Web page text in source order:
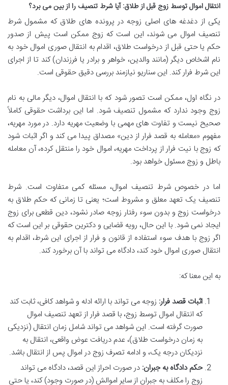
انتقال اموال توسط زوج قبل از طلاق: آیا شرط تنصیف را از بین می برد؟
یکی از دغدغه های اصلی زوجه در پرونده های طلاق که مشمول شرط
تنصیف اموال می شوند، این است که زوج ممکن است پیش از صدور
حکم یا حتی قبل از درخواست طلاق، اقدام به انتقال صوری اموال خود به
نام اشخاص دیگر (مانند والدین، خواهر و برادر یا فرزندان) کند تا از اجرای
این شرط فرار کند. این سناریو نیازمند بررسی دقیق حقوقی است.
در نگاه اول، ممکن است تصور شود که با انتقال اموال، دیگر مالی به نام
زوج وجود ندارد که مشمول تنصیف شود. اما این برداشت حقوقی کاملاً
صحیح نیست و تفاوت های مهمی با وضعیت مهریه دارد. در مورد مهریه،
مفهوم «معامله به قصد فرار از دین» مصداق پیدا می کند و اگر اثبات شود
که زوج با نیت فرار از پرداخت مهریه، اموال خود را منتقل کرده، آن معامله
باطل و زوج مسئول خواهد بود.
اما در خصوص شرط تنصیف اموال، مسئله کمی متفاوت است. شرط
تنصیف یک تعهد معلق و مشروط است؛ یعنی تا زمانی که حکم طلاق به
درخواست زوج و بدون سوء رفتار زوجه صادر نشود، دین قطعی برای زوج
ایجاد نمی شود. با این حال، رویه قضایی و دکترین حقوقی بر این است که
اگر زوج با هدف سوء استفاده از قانون و فرار از اجرای این شرط، اقدام به
انتقال صوری اموال خود کند، دادگاه می تواند با آن برخورد کند.
به این معنا که:
اثبات قصد فرار: زوجه می تواند با ارائه ادله و شواهد کافی، ثابت کند
که انتقال اموال توسط زوج، با قصد فرار از تعهد تنصیف اموال
صورت گرفته است. این شواهد می تواند شامل زمان انتقال (نزدیکی
به زمان درخواست طلاق)، عدم دریافت عوض واقعی، انتقال به
نزدیکان درجه یک، و ادامه تصرف زوج در اموال پس از انتقال باشد.
حکم دادگاه به جبران: در صورت احراز این قصد، دادگاه می تواند
زوج را مکلف به جبران از سایر اموالش (در صورت وجود) کند، یا حتی